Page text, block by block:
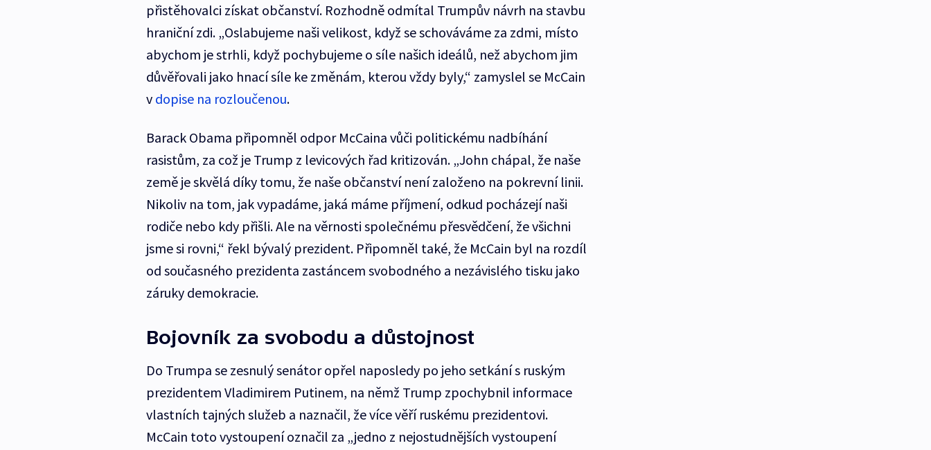
přistěhovalci získat občanství. Rozhodně odmítal Trumpův návrh na stavbu
hraniční zdi. „Oslabujeme naši velikost, když se schováváme za zdmi, místo
abychom je strhli, když pochybujeme o síle našich ideálů, než abychom jim
důvěřovali jako hnací síle ke změnám, kterou vždy byly,“ zamyslel se McCain
v dopise na rozloučenou.
Barack Obama připomněl odpor McCaina vůči politickému nadbíhání
rasistům, za což je Trump z levicových řad kritizován. „John chápal, že naše
země je skvělá díky tomu, že naše občanství není založeno na pokrevní linii.
Nikoliv na tom, jak vypadáme, jaká máme příjmení, odkud pocházejí naši
rodiče nebo kdy přišli. Ale na věrnosti společnému přesvědčení, že všichni
jsme si rovni,“ řekl bývalý prezident. Připomněl také, že McCain byl na rozdíl
od současného prezidenta zastáncem svobodného a nezávislého tisku jako
záruky demokracie.
Bojovník za svobodu a důstojnost
Do Trumpa se zesnulý senátor opřel naposledy po jeho setkání s ruským
prezidentem Vladimirem Putinem, na němž Trump zpochybnil informace
vlastních tajných služeb a naznačil, že více věří ruskému prezidentovi.
McCain toto vystoupení označil za „jedno z nejostudnějších vystoupení